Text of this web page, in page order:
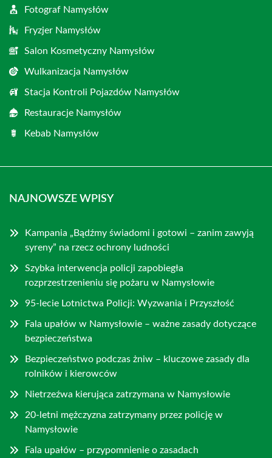
Fotograf Namysłów
Fryzjer Namysłów
Salon Kosmetyczny Namysłów
Wulkanizacja Namysłów
Stacja Kontroli Pojazdów Namysłów
Restauracje Namysłów
Kebab Namysłów
NAJNOWSZE WPISY
Kampania „Bądźmy świadomi i gotowi – zanim zawyją
syreny” na rzecz ochrony ludności
Szybka interwencja policji zapobiegła
rozprzestrzenieniu się pożaru w Namysłowie
95-lecie Lotnictwa Policji: Wyzwania i Przyszłość
Fala upałów w Namysłowie – ważne zasady dotyczące
bezpieczeństwa
Bezpieczeństwo podczas żniw – kluczowe zasady dla
rolników i kierowców
Nietrzeźwa kierująca zatrzymana w Namysłowie
20-letni mężczyzna zatrzymany przez policję w
Namysłowie
Fala upałów – przypomnienie o zasadach